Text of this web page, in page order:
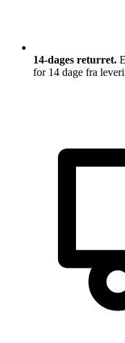
14-dages returret.
for 14 dage fra